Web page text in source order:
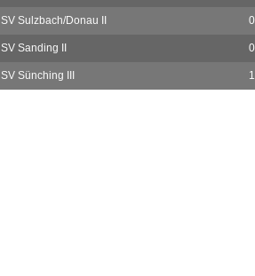
SV Sulzbach/Donau II 0
SV Sanding II 0
SV Sünching III 1